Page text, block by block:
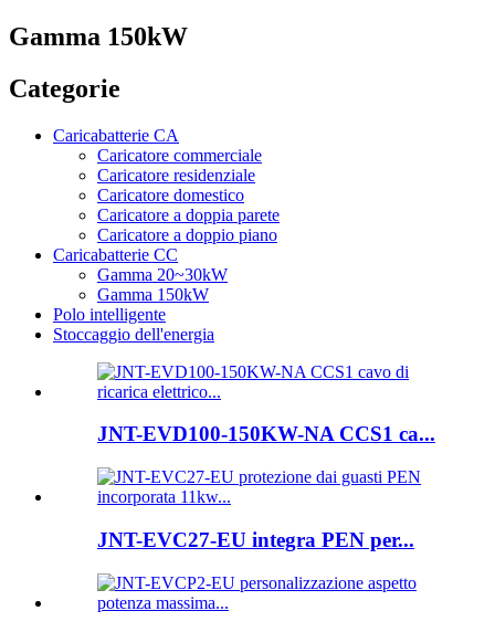
Gamma 150kW
Categorie
Caricabatterie CA
Caricatore commerciale
Caricatore residenziale
Caricatore domestico
Caricatore a doppia parete
Caricatore a doppio piano
Caricabatterie CC
Gamma 20~30kW
Gamma 150kW
Polo intelligente
Stoccaggio dell'energia
JNT-EVD100-150KW-NA CCS1 ca...
JNT-EVC27-EU integra PEN per...